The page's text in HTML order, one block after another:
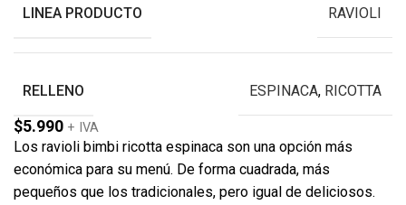
LINEA PRODUCTO RAVIOLI
RELLENO ESPINACA, RICOTTA
$5.990 + IVA
Los ravioli bimbi ricotta espinaca son una opción más
económica para su menú. De forma cuadrada, más
pequeños que los tradicionales, pero igual de deliciosos.